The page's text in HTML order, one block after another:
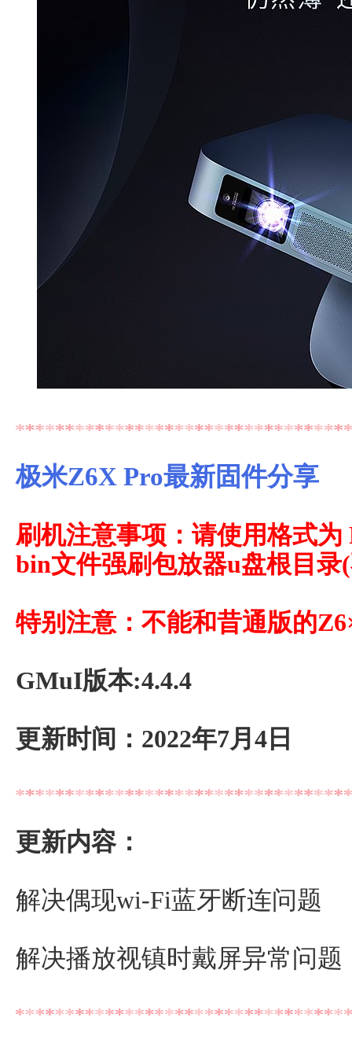
极米Z6X Pro最新固件分享
刷机注意事项：请使用格式
bin文件强刷包放器u盘根目
特别注意：不能和昔通版的
GMuI版本:4.4.4
更新时间：2022年7月4日
更新内容：
解决偶现wi-Fi蓝牙断连问题
解决播放视镇时戴屏异常问题